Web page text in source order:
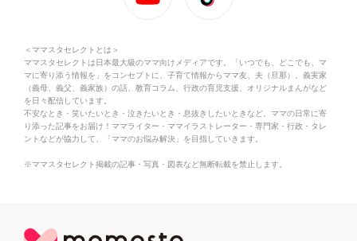
＜ママスタセレクトとは＞
ママスタセレクトは日本最大級のママ向けメディアです。「いつでも、どこでも、マ
マに寄り添う情報を」をコンセプトに、子育て情報からママ友、夫（旦那）、義実家
（義母、義父、義家族）の話、教育コラム、行政の育児支援、オリジナルまんがなど
を日々配信しています。
不安なとき・笑いたいとき・泣きたいとき・息抜きしたいときなど、ママの日常に寄
り添った記事をお届け！ママライター・ママイラストレーター・専門家・行政・タレ
ントなどが協力して、「ママのお悩み解決」を目指していきます。
※ママスタセレクト掲載の記事・写真・図表など無断転載を禁止します。